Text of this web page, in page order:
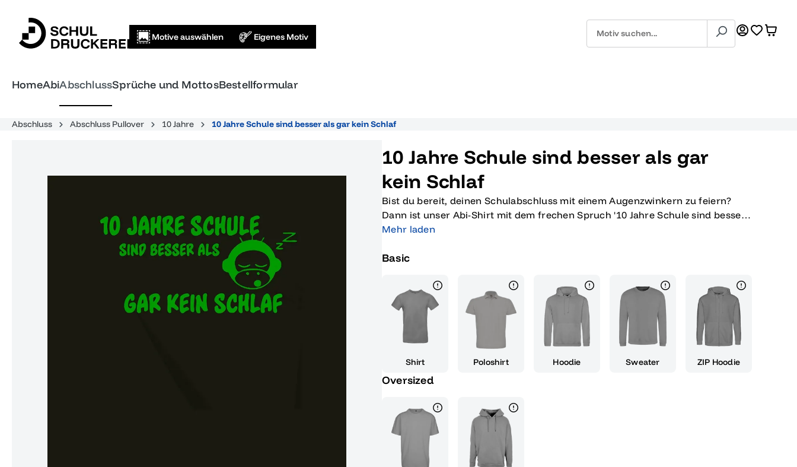
Motive auswählen Eigenes Motiv
HomeAbiAbschlussSprüche und MottosBestellformular
Abschluss Abschluss Pullover 10 Jahre 10 Jahre Schule sind besser als gar kein Schlaf
10 Jahre Schule sind besser als gar
kein Schlaf
Bist du bereit, deinen Schulabschluss mit einem Augenzwinkern zu feiern?
Dann ist unser Abi-Shirt mit dem frechen Spruch '10 Jahre Schule sind besser
als gar kein Schlaf' genau das Richtige für dich! Dieses Shirt fängt den
perfekt ein und verwandelt Schlafmangel in eine humorvolle Erinnerung. Das
Hintergrund machen dieses Shirt zu einem echten Hingucker, der nicht nur
unter deinen Mitschülern für Gesprächsstoff sorgen wird, sondern auch auf
der Abschlussfeier ein Highlight ist. Zeige, dass du die Strapazen der Schulzeit
mit einem Lächeln gemeistert hast und trage dein Shirt mit Stolz, denn
schließlich hast du es vollbracht! Egal ob als Geschenk für dich selbst oder für
einen Freund: Mit diesem Shirt bleibst du garantiert in Erinnerung. Es ist auch
absolutes Must-Have für jeden leidgeprüften Schüler, der jetzt in die nächste
Lebensphase startet und dabei seinen Humor nicht verlieren möchte. Hol dir
dein Shirt und feiere mit Stil! #AbiHumor #SchlafAde
Mehr laden
Basic
Shirt Poloshirt Hoodie Sweater ZIP Hoodie
Oversized